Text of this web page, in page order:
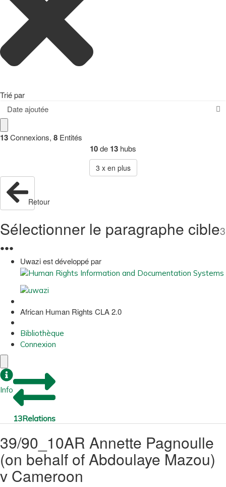
Trié par
Date ajoutée
13Connexions, 8 Entités
10de 13 hubs
3 x en plus
Retour
Sélectionner le paragraphe cible3
●●●
Uwazi est développé par
African Human Rights CLA 2.0
Bibliothèque
Connexion
Info
13Relations
39/90_10AR Annette Pagnoulle
(on behalf of Abdoulaye Mazou)
v Cameroon